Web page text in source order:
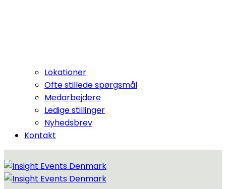
Lokationer
Ofte stillede spørgsmål
Medarbejdere
Ledige stillinger
Nyhedsbrev
Kontakt